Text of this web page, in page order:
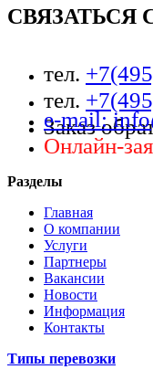
СВЯЗАТЬСЯ
тел.
тел.
Заказ
e-mail:
Онлайн-
Разделы
Главная
О компании
Услуги
Партнеры
Вакансии
Новости
Информация
Контакты
Типы перевозки